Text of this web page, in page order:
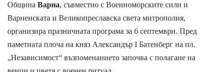
Община Варна, съвместно с Военноморските сили и
Варненската и Великопреславска света митрополия,
организира празничната програма за 6 септември. Пред
паметната плоча на княз Александър I Батенберг на пл.
„Независимост“ възпоменанието започва с полагане на